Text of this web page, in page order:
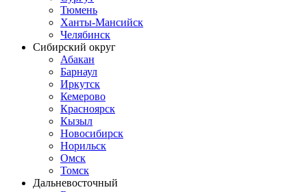
Тюмень
Ханты-Мансийск
Челябинск
Сибирский округ
Абакан
Барнаул
Иркутск
Кемерово
Красноярск
Кызыл
Новосибирск
Норильск
Омск
Томск
Дальневосточный